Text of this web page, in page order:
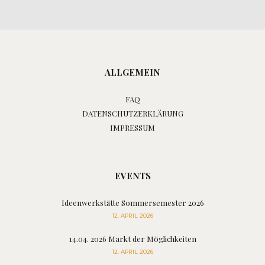
ALLGEMEIN
FAQ
DATENSCHUTZERKLÄRUNG
IMPRESSUM
EVENTS
Ideenwerkstätte Sommersemester 2026
12. APRIL 2026
14.04. 2026 Markt der Möglichkeiten
12. APRIL 2026